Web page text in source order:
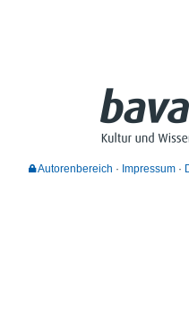
Autorenbereich Impressum